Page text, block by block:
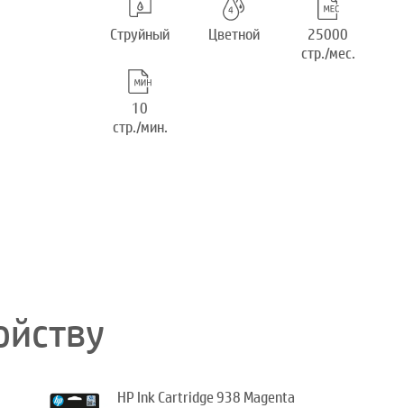
Струйный Цветной
25000
стр./мес.
10
стр./мин.
HP Ink Cartridge 938 Magenta